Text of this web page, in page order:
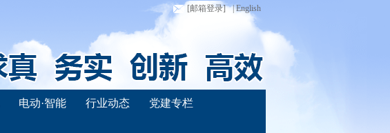
[邮箱登录] | English
电动·智能 行业动态 党建专栏